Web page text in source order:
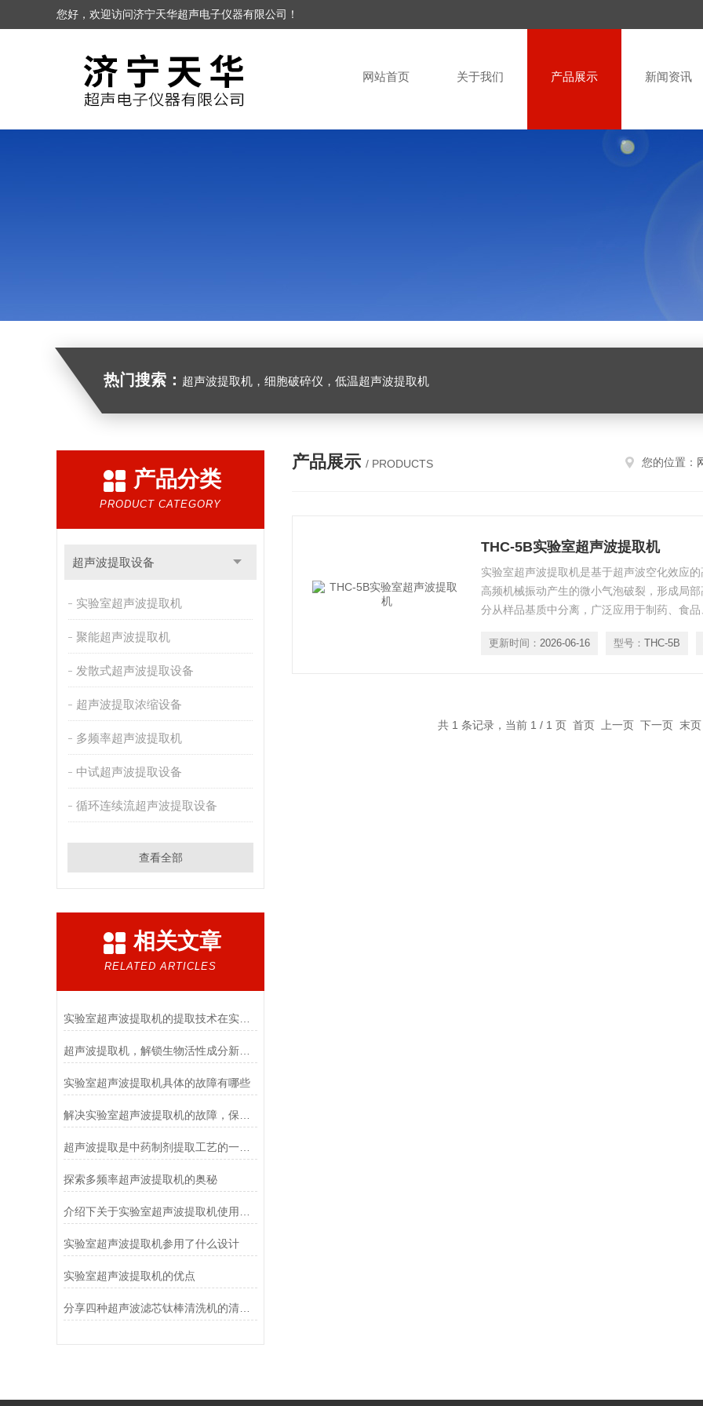
您好，欢迎访问济宁天华超声电子仪器有限公司！
网站首页 关于我们 产品展示 新闻资讯
热门搜索： 超声波提取机，细胞破碎仪，低温超声波提取机
产品分类
PRODUCT CATEGORY
超声波提取设备
实验室超声波提取机
聚能超声波提取机
发散式超声波提取设备
超声波提取浓缩设备
多频率超声波提取机
中试超声波提取设备
循环连续流超声波提取设备
查看全部
相关文章
RELATED ARTICLES
超声波提取机，解锁生物活性成分新奥秘
实验室超声波提取机具体的故障有哪些
超声波提取是中药制剂提取工艺的一种新技术
探索多频率超声波提取机的奥秘
实验室超声波提取机参用了什么设计
实验室超声波提取机的优点
分享四种超声波滤芯钛棒清洗机的清理方法
产品展示 / PRODUCTS 您的位置：
THC-5B实验室超声波提取机
实验室超声波提取机是基于超声波空化效应
高频机械振动产生的微小气泡破裂，形成局
分从样品基质中分离，广泛应用于制药、食品
更新时间： 2026-06-16 型号： THC-5B
共 1 条记录，当前 1 / 1 页 首页 上一页 下一页 末